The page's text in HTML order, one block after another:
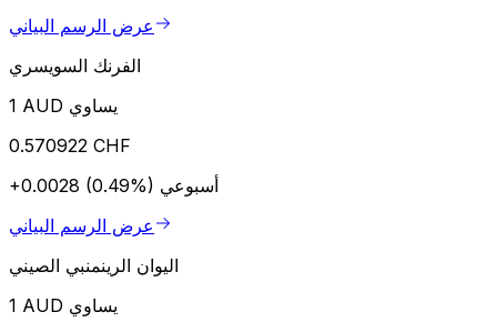
عرض الرسم البياني
الفرنك السويسري
1 AUD يساوي
0.570922 CHF
+0.0028 (0.49%) أسبوعي
عرض الرسم البياني
اليوان الرينمنبي الصيني
1 AUD يساوي